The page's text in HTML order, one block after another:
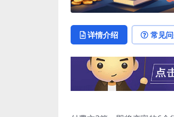
详情介绍 常见